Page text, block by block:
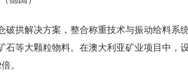
破拱解决方案，整合称重技术与振动给料系
等大颗粒物料。在澳大利亚矿业项目中，
。